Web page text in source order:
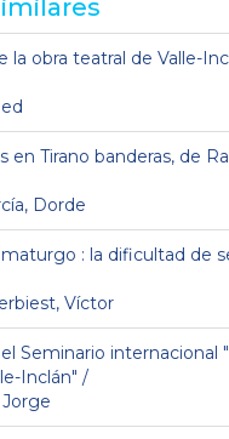
la obra teatral de Valle-
en Tirano banderas, de
Dorde
: la dificultad de
Víctor
Seminario internacional
Inclán" /